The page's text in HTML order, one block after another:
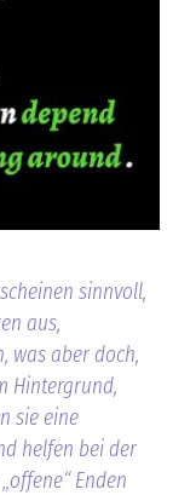
sinnvoll,
aus,
was aber doch,
Hintergrund,
sie eine
helfen bei der
Enden